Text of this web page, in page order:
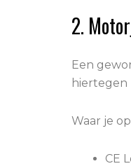
2.
Een
hiertegen
Waar je
CE